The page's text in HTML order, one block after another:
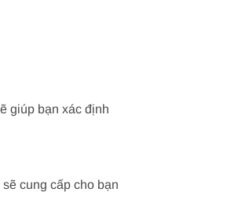
giúp bạn xác định
cung cấp cho bạn